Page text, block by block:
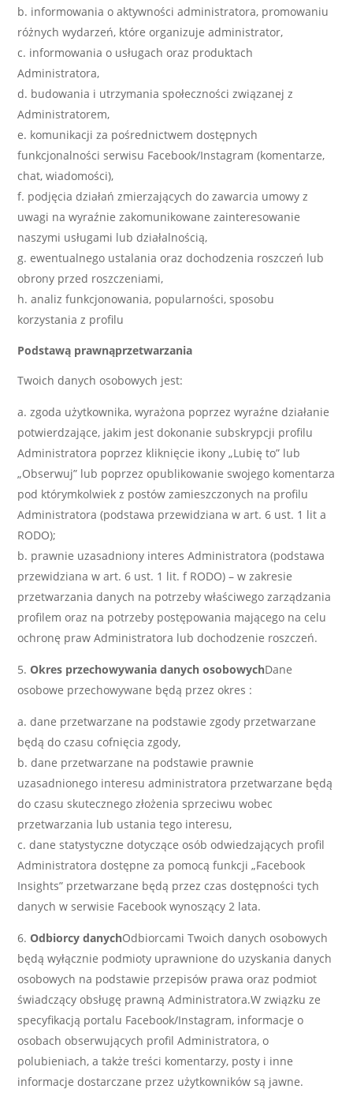
informowania o aktywności administratora, promowaniu
różnych wydarzeń, które organizuje administrator,
informowania o usługach oraz produktach
Administratora,
budowania i utrzymania społeczności związanej z
Administratorem,
komunikacji za pośrednictwem dostępnych
funkcjonalności serwisu Facebook/Instagram (komentarze,
chat, wiadomości),
podjęcia działań zmierzających do zawarcia umowy z
uwagi na wyraźnie zakomunikowane zainteresowanie
naszymi usługami lub działalnością,
ewentualnego ustalania oraz dochodzenia roszczeń lub
obrony przed roszczeniami,
analiz funkcjonowania, popularności, sposobu
korzystania z profilu
Podstawą prawnąprzetwarzania
Twoich danych osobowych jest:
zgoda użytkownika, wyrażona poprzez wyraźne działanie
potwierdzające, jakim jest dokonanie subskrypcji profilu
Administratora poprzez kliknięcie ikony „Lubię to” lub
„Obserwuj” lub poprzez opublikowanie swojego komentarza
pod którymkolwiek z postów zamieszczonych na profilu
Administratora (podstawa przewidziana w art. 6 ust. 1 lit a
RODO);
prawnie uzasadniony interes Administratora (podstawa
przewidziana w art. 6 ust. 1 lit. f RODO) – w zakresie
przetwarzania danych na potrzeby właściwego zarządzania
profilem oraz na potrzeby postępowania mającego na celu
ochronę praw Administratora lub dochodzenie roszczeń.
Okres przechowywania danych osobowychDane
osobowe przechowywane będą przez okres :
dane przetwarzane na podstawie zgody przetwarzane
będą do czasu cofnięcia zgody,
dane przetwarzane na podstawie prawnie
uzasadnionego interesu administratora przetwarzane będą
do czasu skutecznego złożenia sprzeciwu wobec
przetwarzania lub ustania tego interesu,
dane statystyczne dotyczące osób odwiedzających profil
Administratora dostępne za pomocą funkcji „Facebook
Insights” przetwarzane będą przez czas dostępności tych
danych w serwisie Facebook wynoszący 2 lata.
Odbiorcy danychOdbiorcami Twoich danych osobowych
będą wyłącznie podmioty uprawnione do uzyskania danych
osobowych na podstawie przepisów prawa oraz podmiot
świadczący obsługę prawną Administratora.W związku ze
specyfikacją portalu Facebook/Instagram, informacje o
osobach obserwujących profil Administratora, o
polubieniach, a także treści komentarzy, posty i inne
informacje dostarczane przez użytkowników są jawne.